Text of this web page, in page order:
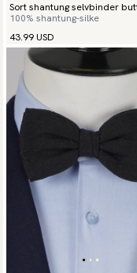
Sort shantung selvbinder
100% shantung-silke
43.99 USD